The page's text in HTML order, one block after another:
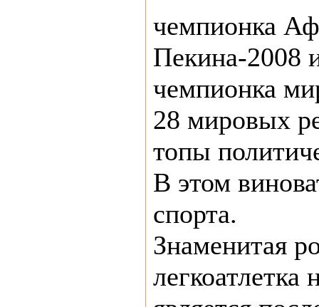
чемпионка
Пекина-2008
чемпионка
28 мировых
топы
В этом
спорта.
Знаменитая